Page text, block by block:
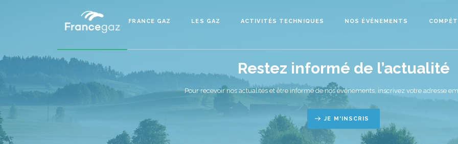
FRANCE GAZ LES GAZ ACTIVITÉS TECHNIQUES NOS ÉVÉNEMENTS
Restez informé de l’actualité
Pour recevoir nos actualités et être informé de nos événements, inscrivez votre adresse
JE M'INSCRIS